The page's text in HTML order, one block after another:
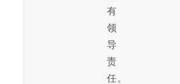
有
领
导
责
任。